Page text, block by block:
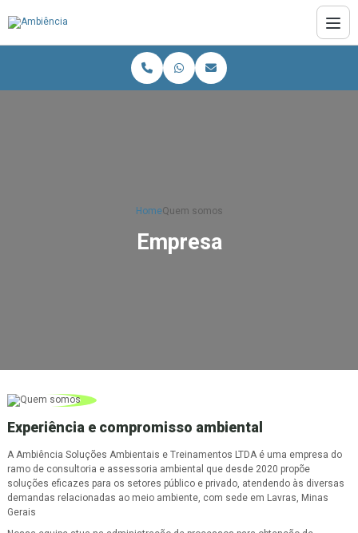
HomeQuem somos
Empresa
Experiência e compromisso ambiental
A Ambiência Soluções Ambientais e Treinamentos LTDA é uma empresa do
ramo de consultoria e assessoria ambiental que desde 2020 propõe
soluções eficazes para os setores público e privado, atendendo às diversas
demandas relacionadas ao meio ambiente, com sede em Lavras, Minas
Gerais